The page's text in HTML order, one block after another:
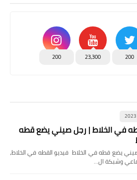
200
23,300
200
في الخلاط | رجل صيني يضع قطه
يضع قطه في الخلاط فيديو القطه في الخلاط،
وشبكة ال…